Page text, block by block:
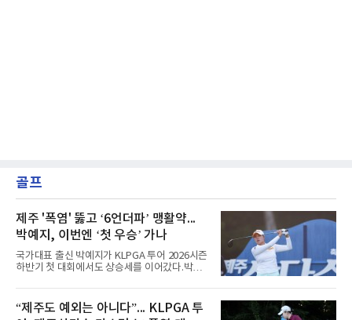
골프
제주 '폭염' 뚫고 ‘6언더파’ 맹활약...
박예지, 이번엔 ‘첫 우승’ 가나
국가대표 출신 박예지가 KLPGA 투어 2026시즌
하반기 첫 대회에서도 상승세를 이어갔다.박예
서 열린 KLPGA 투어 제주삼다수 마스터스 1라
운드에서 보기 없이 버디만 6개를 잡아내며 6언
더파 66타를 쳤다. 박예지는 서어진, 신다인과
“제주도 예외는 아니다”... KLPGA 투